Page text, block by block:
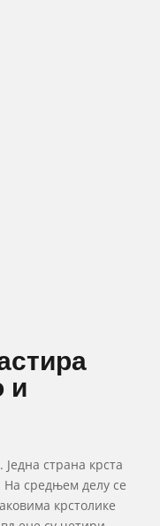
и
страна крста
На средњем делу се
крстолике